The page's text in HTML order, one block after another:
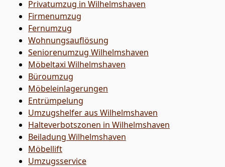
Privatumzug in Wilhelmshaven
Firmenumzug
Fernumzug
Wohnungsauflösung
Seniorenumzug Wilhelmshaven
Möbeltaxi Wilhelmshaven
Büroumzug
Möbeleinlagerungen
Entrümpelung
Umzugshelfer aus Wilhelmshaven
Halteverbotszonen in Wilhelmshaven
Beiladung Wilhelmshaven
Möbellift
Umzugsservice